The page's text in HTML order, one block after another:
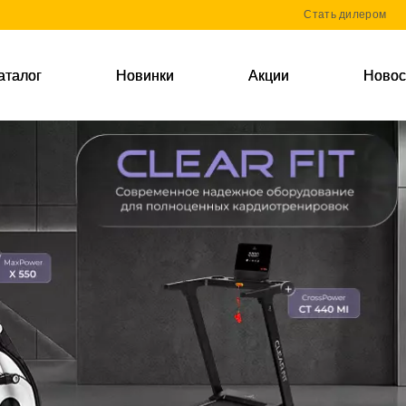
Стать дилером
Новинки Акции